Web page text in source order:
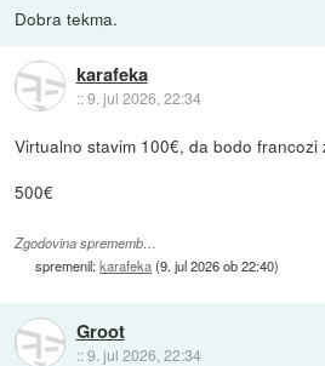
Dobra tekma.
karafeka
::9. jul 2026, 22:34
Virtualno stavim 100€, da bodo francozi
500€
Zgodovina sprememb…
spremenil:karafeka(9. jul 2026 ob 22:40)
Groot
::9. jul 2026, 22:34